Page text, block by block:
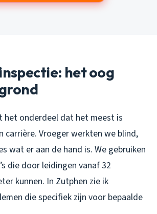
het oog
het onderdeel dat het meest is
carrière. Vroeger werkten we blind,
wat er aan de hand is. We gebruiken
die door leidingen vanaf 32
kunnen. In Zutphen zie ik
die specifiek zijn voor bepaalde